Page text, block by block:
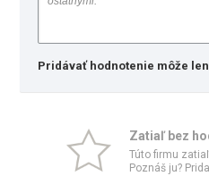
Pridávať hodnotenie môže len
Zatiaľ bez
Túto firmu
Poznáš ju?